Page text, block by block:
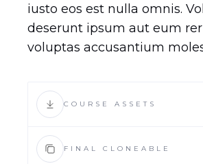
iusto eos est nulla omnis.
deserunt ipsum aut eum
voluptas accusantium
COURSE ASSETS
FINAL CLONEABLE